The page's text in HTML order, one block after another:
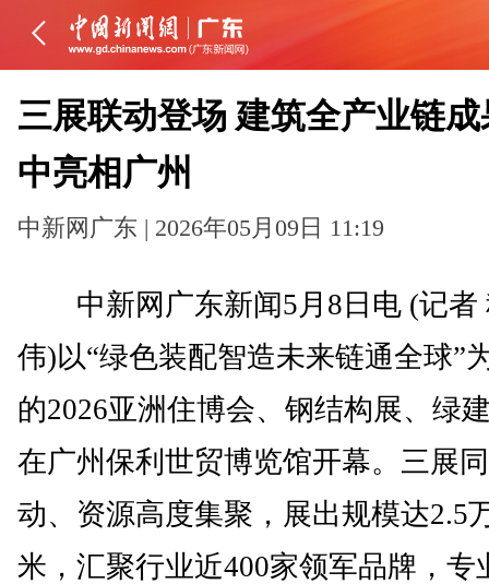
三展联动登场 建筑全产业链
中亮相广州
中新网广东 | 2026年05月09日 11:19
中新网广东新闻5月8日电 (记者
伟)以“绿色装配智造未来链通全球”
的2026亚洲住博会、钢结构展、绿
在广州保利世贸博览馆开幕。三展
动、资源高度集聚，展出规模达2.5
米，汇聚行业近400家领军品牌，专